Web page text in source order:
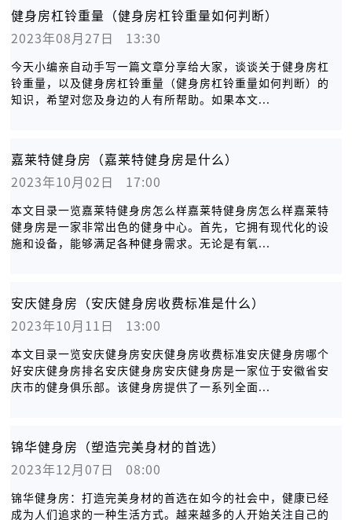
健身房杠铃重量（健身房杠铃重量如何判断）
2023年08月27日   13:30
今天小编亲自动手写一篇文章分享给大家，谈谈关于健身房杠
铃重量，以及健身房杠铃重量（健身房杠铃重量如何判断）的
知识，希望对您及身边的人有所帮助。如果本文...
嘉莱特健身房（嘉莱特健身房是什么）
2023年10月02日   17:00
本文目录一览嘉莱特健身房怎么样嘉莱特健身房怎么样嘉莱特
健身房是一家非常出色的健身中心。首先，它拥有现代化的设
施和设备，能够满足各种健身需求。无论是有氧...
安庆健身房（安庆健身房收费标准是什么）
2023年10月11日   13:00
本文目录一览安庆健身房安庆健身房收费标准安庆健身房哪个
好安庆健身房排名安庆健身房安庆健身房是一家位于安徽省安
庆市的健身俱乐部。该健身房提供了一系列全面...
锦华健身房（塑造完美身材的首选）
2023年12月07日   08:00
锦华健身房：打造完美身材的首选在如今的社会中，健康已经
成为人们追求的一种生活方式。越来越多的人开始关注自己的